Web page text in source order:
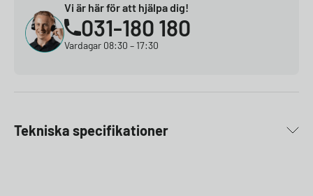
Vi är här för att hjälpa dig!
031-180 180
Vardagar 08:30 – 17:30
Tekniska specifikationer